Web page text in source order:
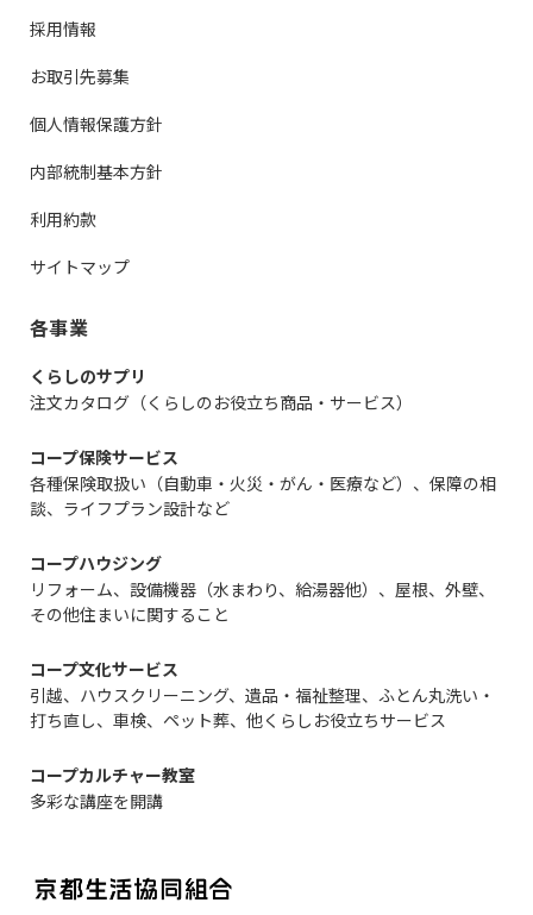
採用情報
お取引先募集
個人情報保護方針
内部統制基本方針
利用約款
サイトマップ
各事業
くらしのサプリ
注文カタログ（くらしのお役立ち商品・サービス）
コープ保険サービス
各種保険取扱い（自動車・火災・がん・医療など）、保障の相
談、ライフプラン設計など
コープハウジング
リフォーム、設備機器（水まわり、給湯器他）、屋根、外壁、
その他住まいに関すること
コープ文化サービス
引越、ハウスクリーニング、遺品・福祉整理、ふとん丸洗い・
打ち直し、車検、ペット葬、他くらしお役立ちサービス
コープカルチャー教室
多彩な講座を開講